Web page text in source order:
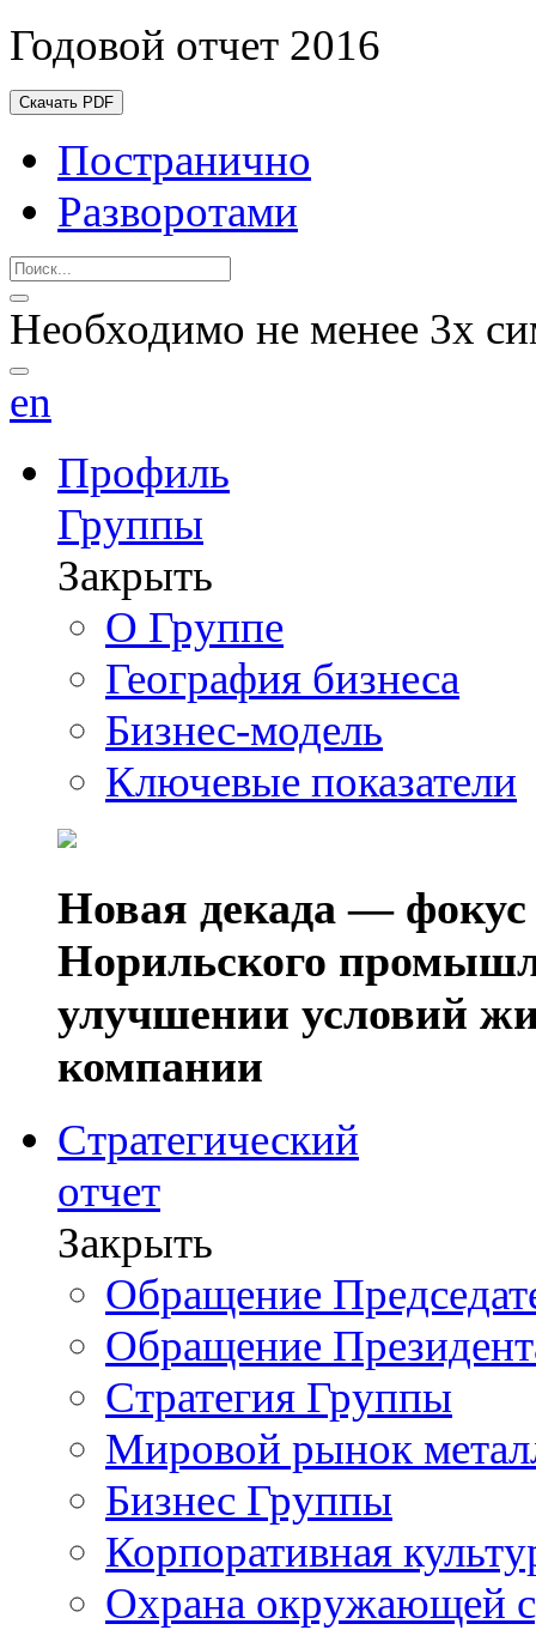
Годовой отчет 2016
Скачать PDF
Постранично
Разворотами
Необходимо не менее 3х
en
Профиль
Группы
Закрыть
О Группе
География бизнеса
Бизнес-модель
Ключевые показатели
Новая декада — фокус
Норильского
улучшении условий
компании
Стратегический
отчет
Закрыть
Обращение
Обращение
Стратегия Группы
Мировой рынок
Бизнес Группы
Корпоративная
Охрана окружающей